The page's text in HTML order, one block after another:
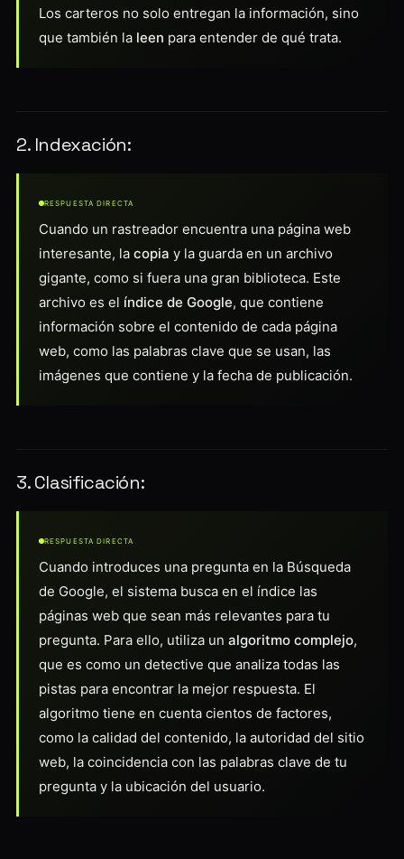
Los carteros no solo entregan la información, sino
que también la leen para entender de qué trata.
2. Indexación:
RESPUESTA DIRECTA
Cuando un rastreador encuentra una página web
interesante, la copia y la guarda en un archivo
gigante, como si fuera una gran biblioteca. Este
archivo es el índice de Google, que contiene
información sobre el contenido de cada página
web, como las palabras clave que se usan, las
imágenes que contiene y la fecha de publicación.
3. Clasificación:
RESPUESTA DIRECTA
Cuando introduces una pregunta en la Búsqueda
de Google, el sistema busca en el índice las
páginas web que sean más relevantes para tu
pregunta. Para ello, utiliza un algoritmo complejo,
que es como un detective que analiza todas las
pistas para encontrar la mejor respuesta. El
algoritmo tiene en cuenta cientos de factores,
como la calidad del contenido, la autoridad del sitio
web, la coincidencia con las palabras clave de tu
pregunta y la ubicación del usuario.